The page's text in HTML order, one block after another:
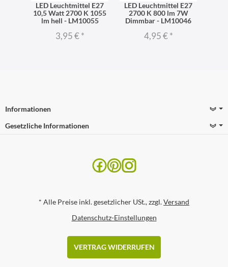
LED Leuchtmittel E27
10,5 Watt 2700 K 1055
lm hell - LM10055
3,95 €*
LED Leuchtmittel E27
2700 K 800 lm 7W
Dimmbar - LM10046
4,95 €*
Informationen
Gesetzliche Informationen
* Alle Preise inkl. gesetzlicher USt., zzgl.Versand
Datenschutz-Einstellungen
VERTRAG WIDERRUFEN